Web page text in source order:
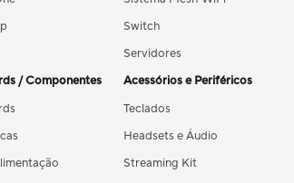
/ Componentes
Switch
Servidores
Acessórios e Periféricos
Teclados
Headsets e Áudio
Streaming Kit